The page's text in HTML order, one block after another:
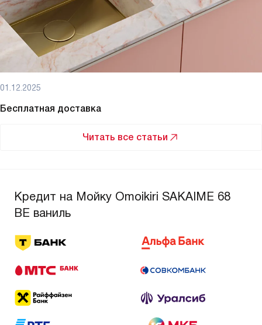
01.12.2025
Бесплатная доставка
Читать все статьи
Кредит на Мойку Omoikiri SAKAIME 68
BE ваниль